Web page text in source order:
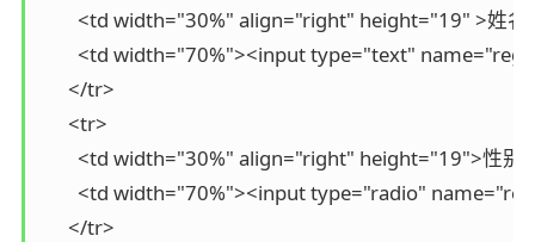
<td width="30%" align="right" height="19" >姓
<td width="70%"><input type="text"
      </tr>
      <tr>
<td width="30%" align="right" height="19">性
<td width="70%"><input type="radio"
      </tr>